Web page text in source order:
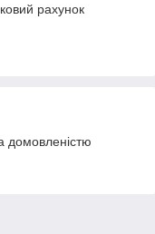
рахунок
домовленістю